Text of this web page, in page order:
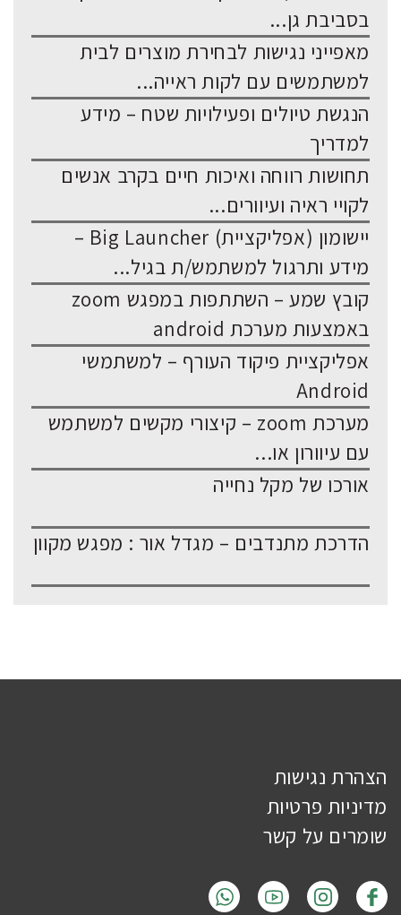
בסביבת גן...
מאפייני נגישות לבחירת מוצרים לבית
למשתמשים עם לקות ראייה...
הנגשת טיולים ופעילויות שטח – מידע
למדריך
תחושות רווחה ואיכות חיים בקרב אנשים
לקויי ראיה ועיוורים...
יישומון (אפליקציית) Big Launcher –
מידע ותרגול למשתמש/ת בגיל...
קובץ שמע – השתתפות במפגש zoom
באמצעות מערכת android
אפליקציית פיקוד העורף – למשתמשי
Android
מערכת zoom – קיצורי מקשים למשתמש
עם עיוורון או...
אורכו של מקל נחייה
הדרכת מתנדבים – מגדל אור : מפגש מקוון
הצהרת נגישות
מדיניות פרטיות
שומרים על קשר